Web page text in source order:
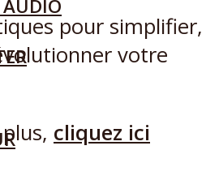
AUDIO
pour simplifier,
votre
cliquez ici